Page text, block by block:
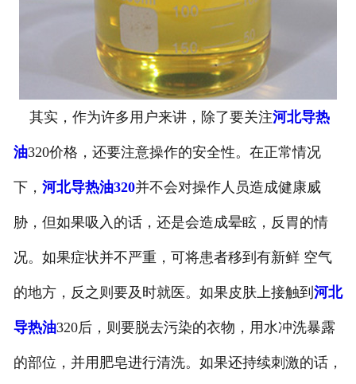
其实，作为许多用户来讲，除了要关注河北导热
油320价格，还要注意操作的安全性。在正常情况
下， 河北导热油320并不会对操作人员造成健康威
胁，但如果吸入的话，还是会造成晕眩，反胃的情
况。如果症状并不严重，可将患者移到有新鲜 空气
的地方，反之则要及时就医。如果皮肤上接触到 河北
导热油320后，则要脱去污染的衣物，用水冲洗暴露
的部位，并用肥皂进行清洗。如果还持续刺激的话，